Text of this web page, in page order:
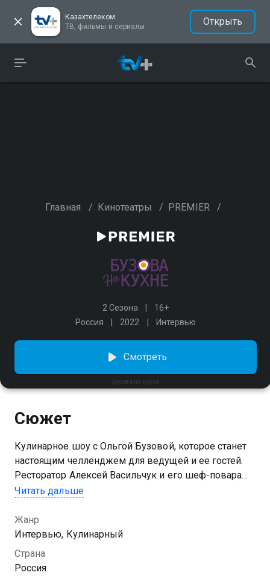
Казахтелеком
ТВ, фильмы и сериалы
Открыть
Главная / Кинотеатры / PREMIER /
2 Сезона
16+
Россия
2022 Интервью
Бузова на кухне
Смотреть
Сюжет
Кулинарное шоу с Ольгой Бузовой, которое станет
настоящим челленджем для ведущей и ее гостей.
Ресторатор Алексей Васильчук и его шеф-повара
научат Ольгу азам кулинарии, а каждый выпуск на
что-то вкусное и поговорить с Олей на интересные
темы.
Читать дальше
Жанр
Интервью, Кулинарный
Страна
Россия